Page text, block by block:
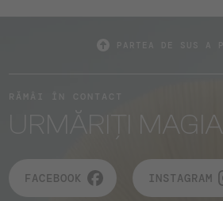
URMĂRIȚI MAGIA
FACEBOOK INSTAGRAM